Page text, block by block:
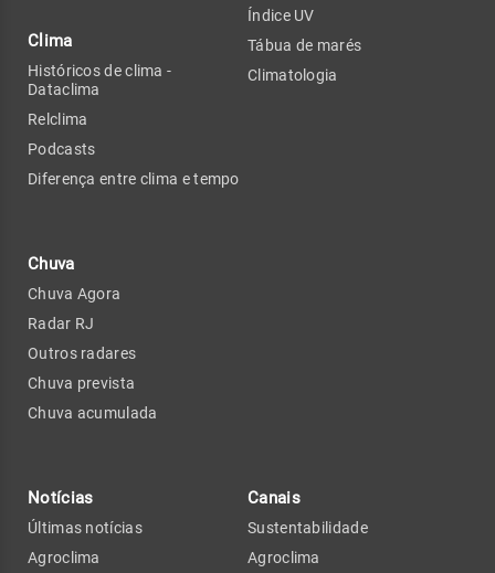
Clima
Históricos de clima -
Dataclima
Relclima
Podcasts
Diferença entre clima e tempo
Chuva
Chuva Agora
Radar RJ
Outros radares
Chuva prevista
Chuva acumulada
Índice UV
Tábua de marés
Climatologia
Notícias
Últimas notícias
Agroclima
Canais
Sustentabilidade
Agroclima